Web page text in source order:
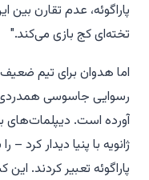
پاراگوئه، عدم تقارن
تخته‌ای کج بازی می‌کند."
اما هدوان برای تیم
رسوایی جاسوسی همدردی
آورده است. دیپلمات‌های
ژانویه با پنیا دیدار کرد
پاراگوئه تعبیر کردند.